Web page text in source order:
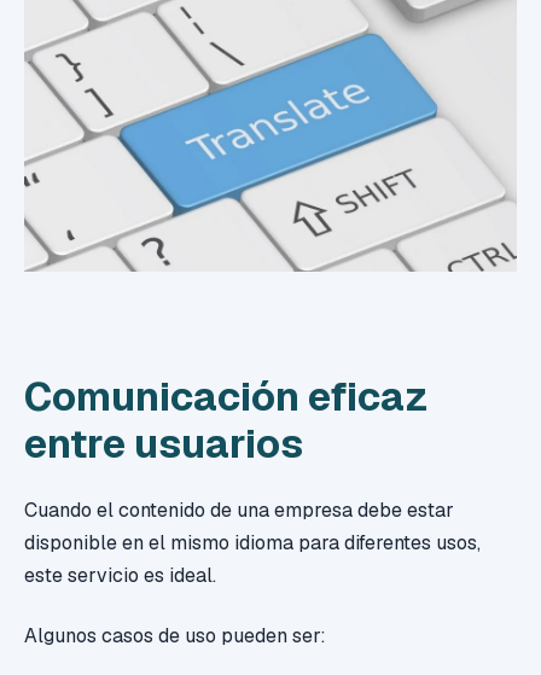
Comunicación eficaz
entre usuarios
Cuando el contenido de una empresa debe estar
disponible en el mismo idioma para diferentes usos,
este servicio es ideal.
Algunos casos de uso pueden ser: